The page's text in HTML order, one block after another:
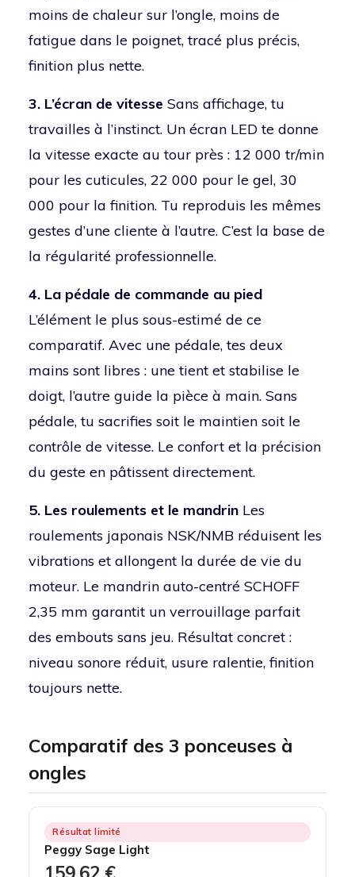
moins de chaleur sur l’ongle, moins de
fatigue dans le poignet, tracé plus précis,
finition plus nette.
3. L’écran de vitesse Sans affichage, tu
travailles à l’instinct. Un écran LED te donne
la vitesse exacte au tour près : 12 000 tr/min
pour les cuticules, 22 000 pour le gel, 30
000 pour la finition. Tu reproduis les mêmes
gestes d’une cliente à l’autre. C’est la base de
la régularité professionnelle.
4. La pédale de commande au pied
L’élément le plus sous-estimé de ce
comparatif. Avec une pédale, tes deux
mains sont libres : une tient et stabilise le
doigt, l’autre guide la pièce à main. Sans
pédale, tu sacrifies soit le maintien soit le
contrôle de vitesse. Le confort et la précision
du geste en pâtissent directement.
5. Les roulements et le mandrin Les
roulements japonais NSK/NMB réduisent les
vibrations et allongent la durée de vie du
moteur. Le mandrin auto-centré SCHOFF
2,35 mm garantit un verrouillage parfait
des embouts sans jeu. Résultat concret :
niveau sonore réduit, usure ralentie, finition
toujours nette.
Comparatif des 3 ponceuses à
ongles
Résultat limité
Peggy Sage Light